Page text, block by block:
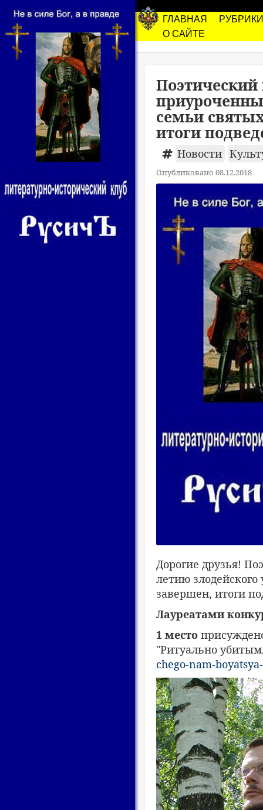
ГЛАВНАЯ
РУБРИКИ
О САЙТЕ
Поэтический
семьи
итоги
Новости
Опубликовано 08.12.2018
Дорогие друзья!
летию
завершен, итоги
Лауреатами
1 место
"Ритуально
chego-nam-